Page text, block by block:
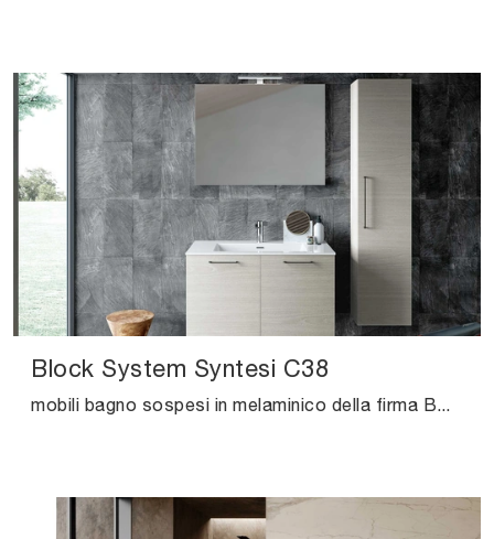
Block System Syntesi C38
mobili bagno sospesi in melaminico della firma Baxar: clicca e scopri l'arredo bagno moderno Block System Syntesi C38 per la stanza del benessere.